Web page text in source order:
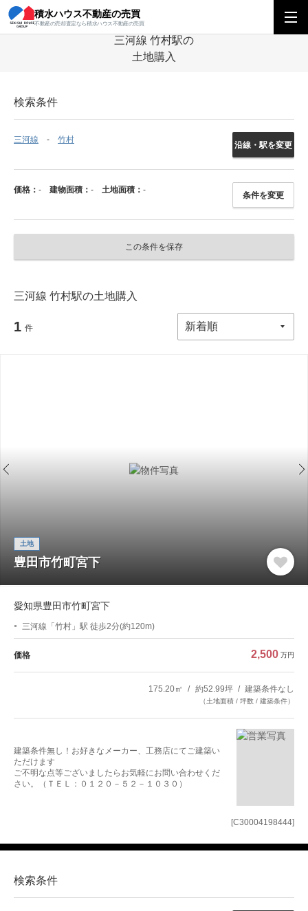
積水ハウス不動産の売買
不動産の売却査定なら積水ハウス不動産の売買
積水ハウス不動産の売買 中部エリア 竹村駅
三河線 竹村駅の
土地購入
検索条件
三河線 竹村
沿線・駅を変更
価格： - 建物面積： - 土地面積： -
条件を変更
この条件を保存
三河線 竹村駅の土地購入
1 件
[C30004198444]
土地
豊田市竹町宮下
愛知県豊田市竹町宮下
三河線「竹村」駅 徒歩2分(約120m)
価格 2,500 万円
175.20㎡ 約52.99坪 建築条件なし
（土地面積 / 坪数 / 建築条件）
建築条件無し！お好きなメーカー、工務店にてご建築い
ただけます
ご不明な点等ございましたらお気軽にお問い合わせくだ
さい。（ＴＥＬ：０１２０－５２－１０３０）
検索条件